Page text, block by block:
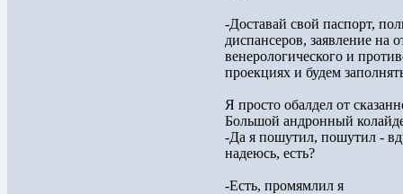
-Доставай свой паспорт,
диспансеров, заявление
венерологического и
проекциях и будем
Я просто обалдел от
Большой андронный
-Да я пошутил, пошутил -
надеюсь, есть?
-Есть, промямлил я